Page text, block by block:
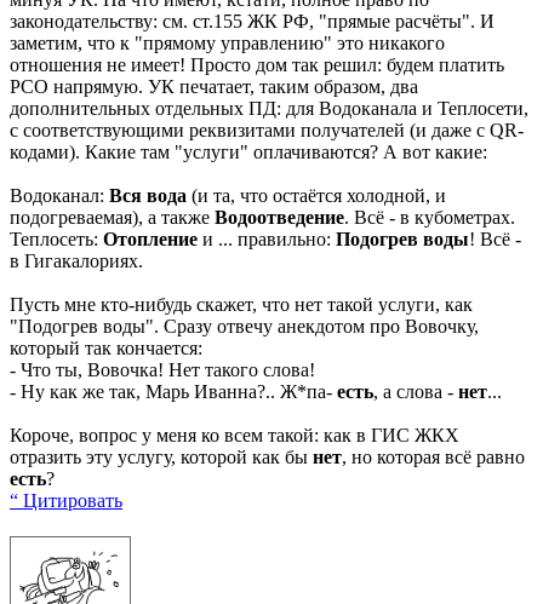
законодательству: см. ст.155 ЖК РФ, "прямые расчёты". И
заметим, что к "прямому управлению" это никакого
отношения не имеет! Просто дом так решил: будем платить
РСО напрямую. УК печатает, таким образом, два
дополнительных отдельных ПД: для Водоканала и Теплосети,
с соответствующими реквизитами получателей (и даже с QR-
кодами). Какие там "услуги" оплачиваются? А вот какие:
Водоканал: Вся вода (и та, что остаётся холодной, и
подогреваемая), а также Водоотведение. Всё - в кубометрах.
Теплосеть: Отопление и ... правильно: Подогрев воды! Всё -
в Гигакалориях.
Пусть мне кто-нибудь скажет, что нет такой услуги, как
"Подогрев воды". Сразу отвечу анекдотом про Вовочку,
который так кончается:
- Что ты, Вовочка! Нет такого слова!
- Ну как же так, Марь Иванна?.. Ж*па- есть, а слова - нет...
Короче, вопрос у меня ко всем такой: как в ГИС ЖКХ
отразить эту услугу, которой как бы нет, но которая всё равно
есть?
“ Цитировать